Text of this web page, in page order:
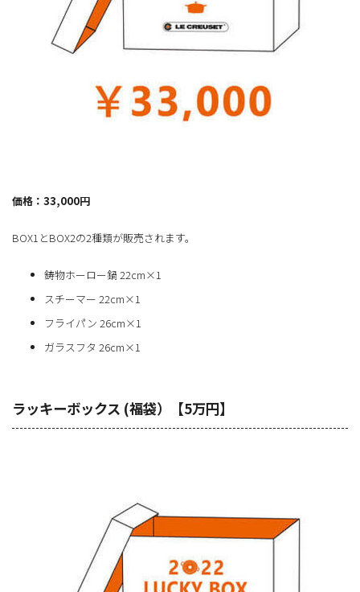
価格：33,000円
BOX1とBOX2の2種類が販売されます。
鋳物ホーロー鍋 22cm×1
スチーマー 22cm×1
フライパン 26cm×1
ガラスフタ 26cm×1
ラッキーボックス (福袋）【5万円】